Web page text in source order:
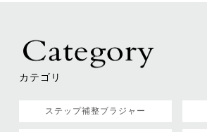
カテゴリ
ステップ補整ブラジャー